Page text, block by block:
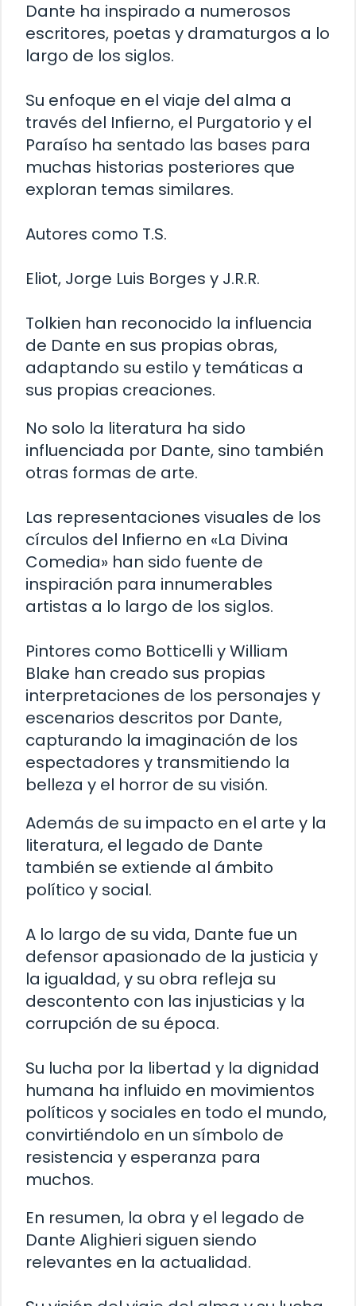
Dante ha inspirado a numerosos
escritores, poetas y dramaturgos a lo
largo de los siglos.
Su enfoque en el viaje del alma a
través del Infierno, el Purgatorio y el
Paraíso ha sentado las bases para
muchas historias posteriores que
exploran temas similares.
Autores como T.S.
Eliot, Jorge Luis Borges y J.R.R.
Tolkien han reconocido la influencia
de Dante en sus propias obras,
adaptando su estilo y temáticas a
sus propias creaciones.
No solo la literatura ha sido
influenciada por Dante, sino también
otras formas de arte.
Las representaciones visuales de los
círculos del Infierno en «La Divina
Comedia» han sido fuente de
inspiración para innumerables
artistas a lo largo de los siglos.
Pintores como Botticelli y William
Blake han creado sus propias
interpretaciones de los personajes y
escenarios descritos por Dante,
capturando la imaginación de los
espectadores y transmitiendo la
belleza y el horror de su visión.
Además de su impacto en el arte y la
literatura, el legado de Dante
también se extiende al ámbito
político y social.
A lo largo de su vida, Dante fue un
defensor apasionado de la justicia y
la igualdad, y su obra refleja su
descontento con las injusticias y la
corrupción de su época.
Su lucha por la libertad y la dignidad
humana ha influido en movimientos
políticos y sociales en todo el mundo,
convirtiéndolo en un símbolo de
resistencia y esperanza para
muchos.
En resumen, la obra y el legado de
Dante Alighieri siguen siendo
relevantes en la actualidad.